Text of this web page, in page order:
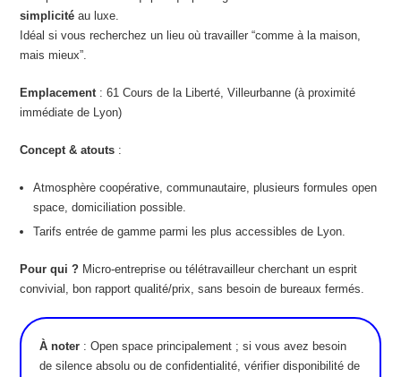
simplicité au luxe.
Idéal si vous recherchez un lieu où travailler “comme à la maison,
mais mieux”.
Emplacement : 61 Cours de la Liberté, Villeurbanne (à proximité
immédiate de Lyon)
Concept & atouts :
Atmosphère coopérative, communautaire, plusieurs formules open
space, domiciliation possible.
Tarifs entrée de gamme parmi les plus accessibles de Lyon.
Pour qui ? Micro-entreprise ou télétravailleur cherchant un esprit
convivial, bon rapport qualité/prix, sans besoin de bureaux fermés.
À noter : Open space principalement ; si vous avez besoin
de silence absolu ou de confidentialité, vérifier disponibilité de